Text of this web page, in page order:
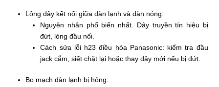
Lỏng dây kết nối giữa dàn lạnh và dàn nóng:
Nguyên nhân phổ biến nhất. Dây truyền tín hiệu bị
đứt, lỏng đầu nối.
Cách sửa lỗi h23 điều hòa Panasonic: kiểm tra đầu
jack cắm, siết chặt lại hoặc thay dây mới nếu bị đứt.
Bo mạch dàn lạnh bị hỏng: